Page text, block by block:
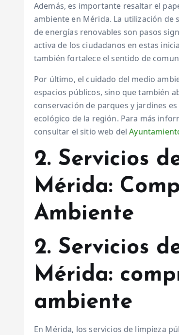
Además, es importante resaltar el
ambiente en Mérida. La utilización de
de energías renovables son pasos
activa de los ciudadanos en estas
también fortalece el sentido de
Por último, el cuidado del medio
espacios públicos, sino que también
conservación de parques y jardines
ecológico de la región. Para más
consultar el sitio web del
2. Servicios
Mérida:
Ambiente
2. Servicios
Mérida:
ambiente
En Mérida, los servicios de limpieza